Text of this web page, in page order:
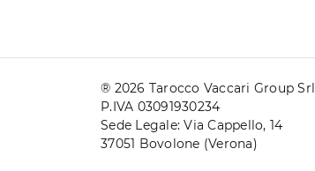
® 2026 Tarocco Vaccari Group Srl
P.IVA 03091930234
Sede Legale: Via Cappello, 14
37051 Bovolone (Verona)